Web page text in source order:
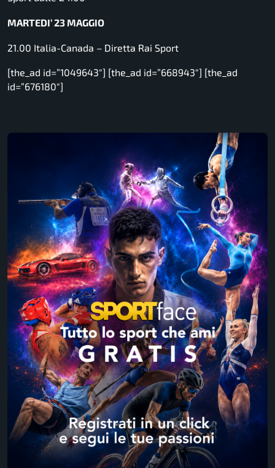
MARTEDI’ 23 MAGGIO
21.00 Italia-Canada – Diretta Rai Sport
[the_ad id=”1049643″] [the_ad id=”668943″] [the_ad
id=”676180″]